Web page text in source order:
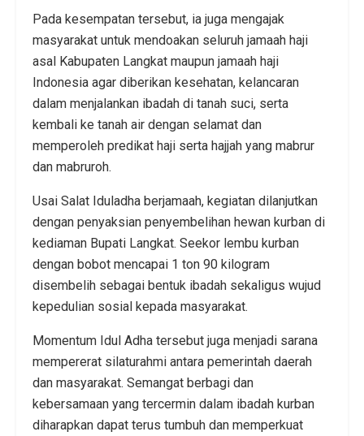
Pada kesempatan tersebut, ia juga mengajak
masyarakat untuk mendoakan seluruh jamaah haji
asal Kabupaten Langkat maupun jamaah haji
Indonesia agar diberikan kesehatan, kelancaran
dalam menjalankan ibadah di tanah suci, serta
kembali ke tanah air dengan selamat dan
memperoleh predikat haji serta hajjah yang mabrur
dan mabruroh.
Usai Salat Iduladha berjamaah, kegiatan dilanjutkan
dengan penyaksian penyembelihan hewan kurban di
kediaman Bupati Langkat. Seekor lembu kurban
dengan bobot mencapai 1 ton 90 kilogram
disembelih sebagai bentuk ibadah sekaligus wujud
kepedulian sosial kepada masyarakat.
Momentum Idul Adha tersebut juga menjadi sarana
mempererat silaturahmi antara pemerintah daerah
dan masyarakat. Semangat berbagi dan
kebersamaan yang tercermin dalam ibadah kurban
diharapkan dapat terus tumbuh dan memperkuat